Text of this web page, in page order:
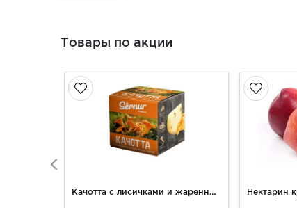
Товары по акции
Качотта с лисичками и жаренным луком Нектарин